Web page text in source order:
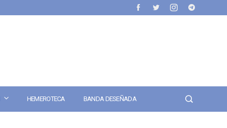
HEMEROTECA BANDA DESEÑADA